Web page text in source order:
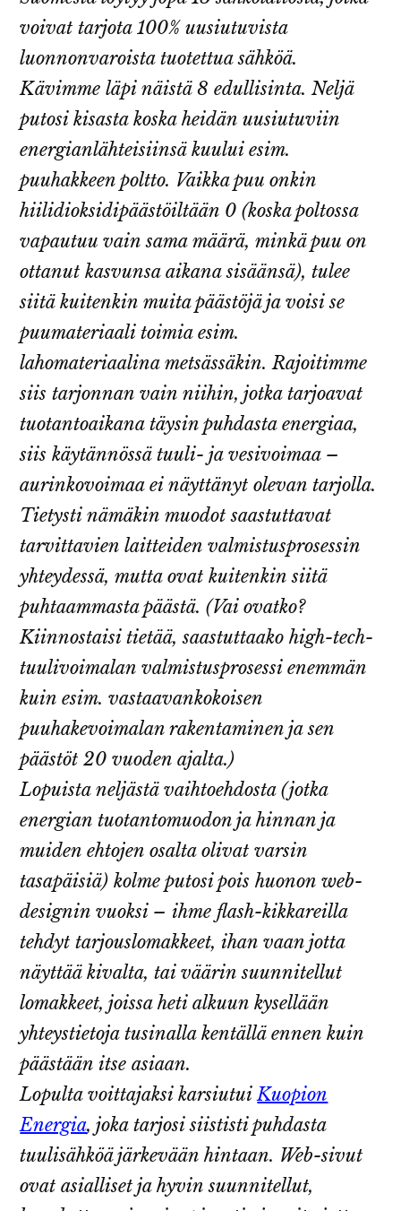
voivat tarjota 100% uusiutuvista
luonnonvaroista tuotettua sähköä.
Kävimme läpi näistä 8 edullisinta. Neljä
putosi kisasta koska heidän uusiutuviin
energianlähteisiinsä kuului esim.
puuhakkeen poltto. Vaikka puu onkin
hiilidioksidipäästöiltään 0 (koska poltossa
vapautuu vain sama määrä, minkä puu on
ottanut kasvunsa aikana sisäänsä), tulee
siitä kuitenkin muita päästöjä ja voisi se
puumateriaali toimia esim.
lahomateriaalina metsässäkin. Rajoitimme
siis tarjonnan vain niihin, jotka tarjoavat
tuotantoaikana täysin puhdasta energiaa,
siis käytännössä tuuli- ja vesivoimaa –
aurinkovoimaa ei näyttänyt olevan tarjolla.
Tietysti nämäkin muodot saastuttavat
tarvittavien laitteiden valmistusprosessin
yhteydessä, mutta ovat kuitenkin siitä
puhtaammasta päästä. (Vai ovatko?
Kiinnostaisi tietää, saastuttaako high-tech-
tuulivoimalan valmistusprosessi enemmän
kuin esim. vastaavankokoisen
puuhakevoimalan rakentaminen ja sen
päästöt 20 vuoden ajalta.)
Lopuista neljästä vaihtoehdosta (jotka
energian tuotantomuodon ja hinnan ja
muiden ehtojen osalta olivat varsin
tasapäisiä) kolme putosi pois huonon web-
designin vuoksi – ihme flash-kikkareilla
tehdyt tarjouslomakkeet, ihan vaan jotta
näyttää kivalta, tai väärin suunnitellut
lomakkeet, joissa heti alkuun kysellään
yhteystietoja tusinalla kentällä ennen kuin
päästään itse asiaan.
Lopulta voittajaksi karsiutuiKuopion
Energia, joka tarjosi siististi puhdasta
tuulisähköä järkevään hintaan. Web-sivut
ovat asialliset ja hyvin suunnitellut,